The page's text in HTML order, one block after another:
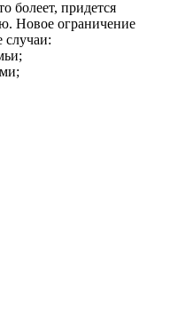
болеет, придется
Новое ограничение
случаи: